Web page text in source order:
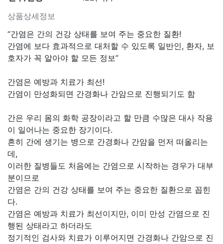
상품상세정보
“간염은 간의 건강 상태를 보여 주는 중요한 질환!
간염에 보다 효과적으로 대처할 수 있도록 일반인, 환자, 보
호자가 꼭 알아야 할 모든 정보”
간염은 예방과 치료가 최선!
간염이 만성화되면 간경화나 간암으로 진행되기도 함
간은 우리 몸의 화학 공장이라고 할 만큼 수많은 대사 작용
이 일어나는 중요한 장기이다.
흔히 간에 생기는 병으로 간경화나 간암을 먼저 떠올리는
데,
이러한 질병들도 처음에는 간염으로 시작하는 경우가 대부
분이므로
간염은 간의 건강 상태를 보여 주는 중요한 질환으로 꼽힌
다.
간염은 예방과 치료가 최선이지만, 이미 만성 간염으로 진
행된 상태라고 하더라도
정기적인 검사와 치료가 이루어지면 간경화나 간암으로 진